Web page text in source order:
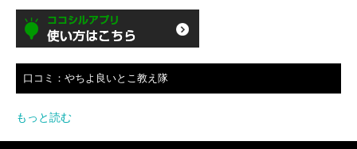
口コミ：やちよ良いとこ教え隊
もっと読む